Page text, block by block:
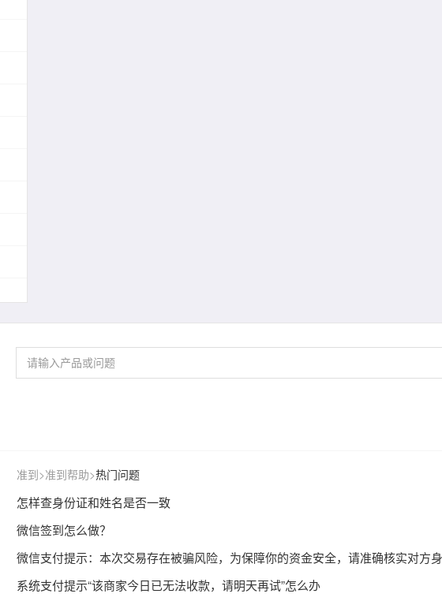
准到>准到帮助>热门问题
怎样查身份证和姓名是否一致
微信签到怎么做？
微信支付提示：本次交易存在被骗风险，为保障你的资金安全，请准确核实对方身
系统支付提示“该商家今日已无法收款，请明天再试”怎么办